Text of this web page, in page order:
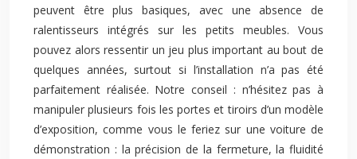
peuvent être plus basiques, avec une absence de
ralentisseurs intégrés sur les petits meubles. Vous
pouvez alors ressentir un jeu plus important au bout de
quelques années, surtout si l’installation n’a pas été
parfaitement réalisée. Notre conseil : n’hésitez pas à
manipuler plusieurs fois les portes et tiroirs d’un modèle
d’exposition, comme vous le feriez sur une voiture de
démonstration : la précision de la fermeture, la fluidité